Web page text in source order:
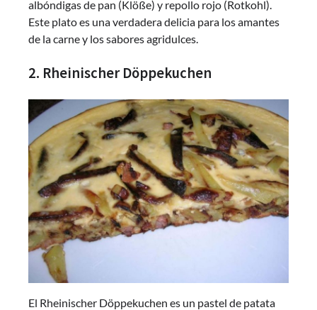
albóndigas de pan (Klöße) y repollo rojo (Rotkohl).
Este plato es una verdadera delicia para los amantes
de la carne y los sabores agridulces.
2. Rheinischer Döppekuchen
El Rheinischer Döppekuchen es un pastel de patata